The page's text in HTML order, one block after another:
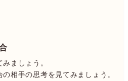
ましょう。
の相手の思考を見てみましょう。